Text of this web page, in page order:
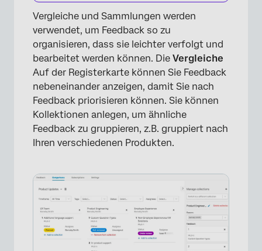
Vergleiche und Sammlungen werden
verwendet, um Feedback so zu
organisieren, dass sie leichter verfolgt und
bearbeitet werden können. Die Vergleiche
Auf der Registerkarte können Sie Feedback
nebeneinander anzeigen, damit Sie nach
Feedback priorisieren können. Sie können
Kollektionen anlegen, um ähnliche
Feedback zu gruppieren, z.B. gruppiert nach
Ihren verschiedenen Produkten.